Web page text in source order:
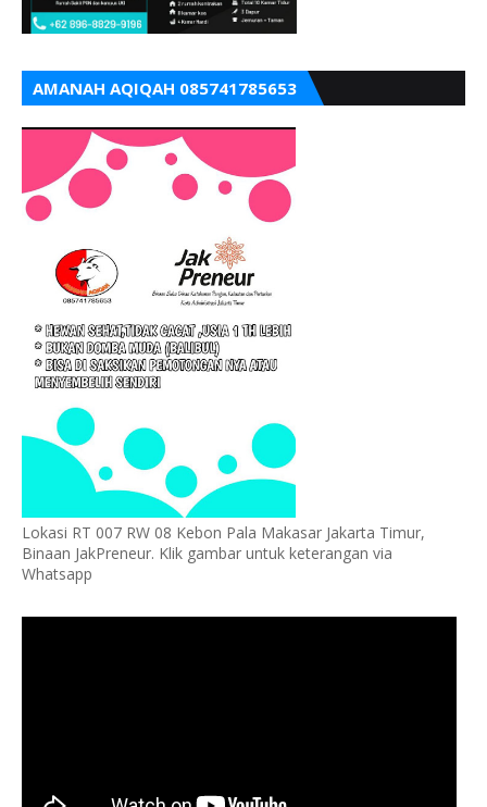
AMANAH AQIQAH 085741785653
Lokasi RT 007 RW 08 Kebon Pala Makasar Jakarta Timur,
Binaan JakPreneur. Klik gambar untuk keterangan via
Whatsapp